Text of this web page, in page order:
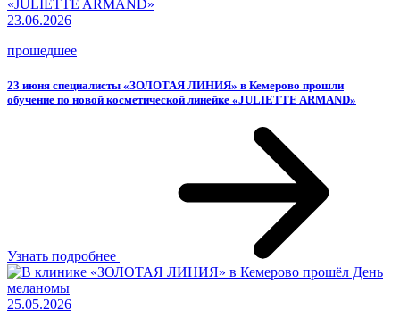
23.06.2026
прошедшее
23 июня специалисты «ЗОЛОТАЯ ЛИНИЯ» в Кемерово прошли
обучение по новой косметической линейке «JULIETTE ARMAND»
Узнать подробнее
25.05.2026